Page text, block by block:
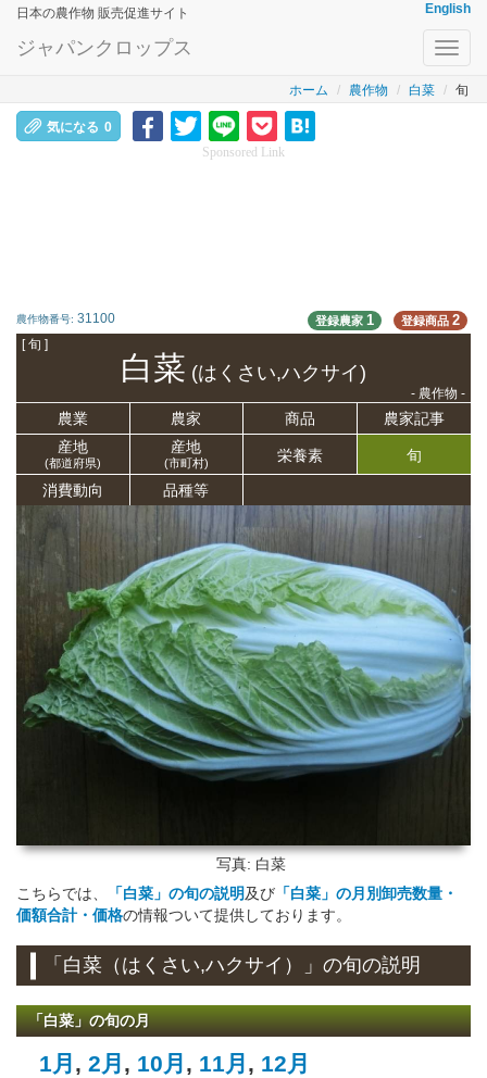
日本の農作物 販売促進サイト English
ジャパンクロップス
ホーム 農作物 白菜 旬
気になる 0
Sponsored Link
農作物番号: 31100 登録農家 1 登録商品 2
[ 旬 ]
白菜 (はくさい,ハクサイ)
- 農作物 -
農業 農家 商品
農家記事
産地
(都道府県)
産地
(市町村) 栄養素 旬
消費動向 品種等
写真: 白菜
こちらでは、
「白菜」の旬の説明及び 「白菜」の月別卸売数量・
価額合計・価格の情報ついて提供しております。
「白菜（はくさい,ハクサイ）」の旬の説明
「白菜」の旬の月
1月 , 2月 , 10月 , 11月 , 12月